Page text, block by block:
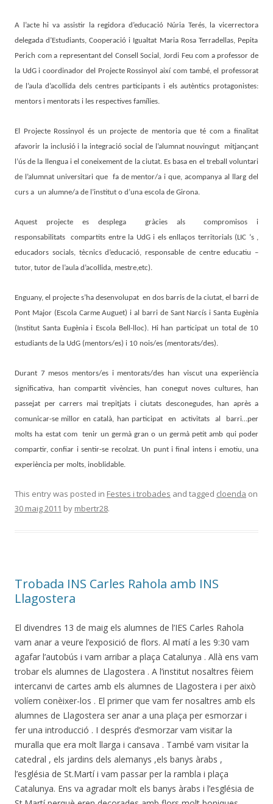
A l’acte hi va assistir la regidora d’educació Núria Terés, la vicerrectora
delegada d’Estudiants, Cooperació i Igualtat Maria Rosa Terradellas, Pepita
Perich com a representant del Consell Social, Jordi Feu com a professor de
la UdG i coordinador del Projecte Rossinyol així com també, el professorat
de l’aula d’acollida dels centres participants i els autèntics protagonistes:
mentors i mentorats i les respectives famílies.
El Projecte Rossinyol és un projecte de mentoria que té com a finalitat
afavorir la inclusió i la integració social de l’alumnat nouvingut mitjançant
l’ús de la llengua i el coneixement de la ciutat. Es basa en el treball voluntari
de l’alumnat universitari que fa de mentor/a i que, acompanya al llarg del
curs a un alumne/a de l’institut o d’una escola de Girona.
Aquest projecte es desplega gràcies als compromisos i
responsabilitats compartits entre la UdG i els enllaços territorials (LIC ‘s ,
educadors socials, tècnics d’educació, responsable de centre educatiu –
tutor, tutor de l’aula d’acollida, mestre,etc).
Enguany, el projecte s’ha desenvolupat en dos barris de la ciutat, el barri de
Pont Major (Escola Carme Auguet) i al barri de Sant Narcís i Santa Eugènia
(Institut Santa Eugènia i Escola Bell-lloc). Hi han participat un total de 10
estudiants de la UdG (mentors/es) i 10 nois/es (mentorats/des).
Durant 7 mesos mentors/es i mentorats/des han viscut una experiència
significativa, han compartit vivències, han conegut noves cultures, han
passejat per carrers mai trepitjats i ciutats desconegudes, han après a
comunicar-se millor en català, han participat en activitats al barri…per
molts ha estat com tenir un germà gran o un germà petit amb qui poder
compartir, confiar i sentir-se recolzat. Un punt i final intens i emotiu, una
experiència per molts, inoblidable.
This entry was posted in Festes i trobades and tagged cloenda on
30 maig 2011 by mbertr28.
Trobada INS Carles Rahola amb INS
Llagostera
El divendres 13 de maig els alumnes de l’IES Carles Rahola
vam anar a veure l’exposició de flors. Al matí a les 9:30 vam
agafar l’autobús i vam arribar a plaça Catalunya . Allà ens vam
trobar els alumnes de Llagostera . A l’institut nosaltres fèiem
intercanvi de cartes amb els alumnes de Llagostera i per això
volíem conèixer-los . El primer que vam fer nosaltres amb els
alumnes de Llagostera ser anar a una plaça per esmorzar i
fer una introducció . I després d’esmorzar vam visitar la
muralla que era molt llarga i cansava . També vam visitar la
catedral , els jardins dels alemanys ,els banys àrabs ,
l’església de St.Martí i vam passar per la rambla i plaça
Catalunya. Ens va agradar molt els banys àrabs i l’església de